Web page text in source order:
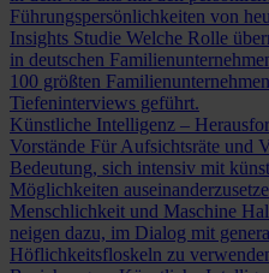
Führungspersönlichkeiten von
Insights Studie Welche Rolle
in deutschen
100 größten
Tiefeninterviews geführt.
Künstliche Intelligenz –
Vorstände Für Aufsichtsräte und
Bedeutung, sich intensiv mit
Möglichkeiten
Menschlichkeit und Maschine
neigen dazu, im Dialog mit
Höflichkeitsfloskeln zu